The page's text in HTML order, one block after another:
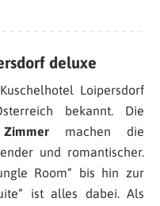
deluxe
Loipersdorf
bekannt. Die
machen die
und romantischer.
Room“ bis hin zur
ist alles dabei. Als